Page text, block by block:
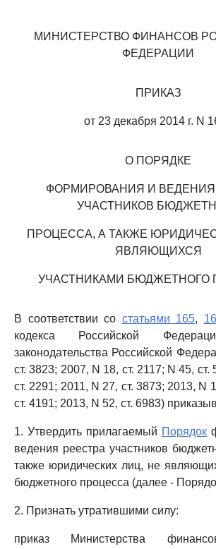
МИНИСТЕРСТВО ФИНАНСОВ
ФЕДЕРАЦИИ
ПРИКАЗ
от 23 декабря 2014 г. N
О ПОРЯДКЕ
ФОРМИРОВАНИЯ И ВЕДЕНИЯ
УЧАСТНИКОВ
ПРОЦЕССА, А ТАКЖЕ
ЯВЛЯЮЩИХСЯ
УЧАСТНИКАМИ БЮДЖЕТНОГО
В соответствии со статьями 165,
кодекса Российской
законодательства Российской
ст. 3823; 2007, N 18, ст. 2117; N 45,
ст. 2291; 2011, N 27, ст. 3873; 2013, N
ст. 4191; 2013, N 52, ст. 6983)
1. Утвердить прилагаемый Порядок
ведения реестра участников
также юридических лиц, не
бюджетного процесса (далее -
2. Признать утратившими силу:
приказ Министерства